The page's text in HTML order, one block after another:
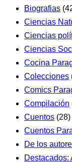
Biografias
Ciencias
Ciencias
Ciencias
Cocina
Colecciones
Comics
Compilación
Cuentos (28)
Cuentos
De los
Destacados: